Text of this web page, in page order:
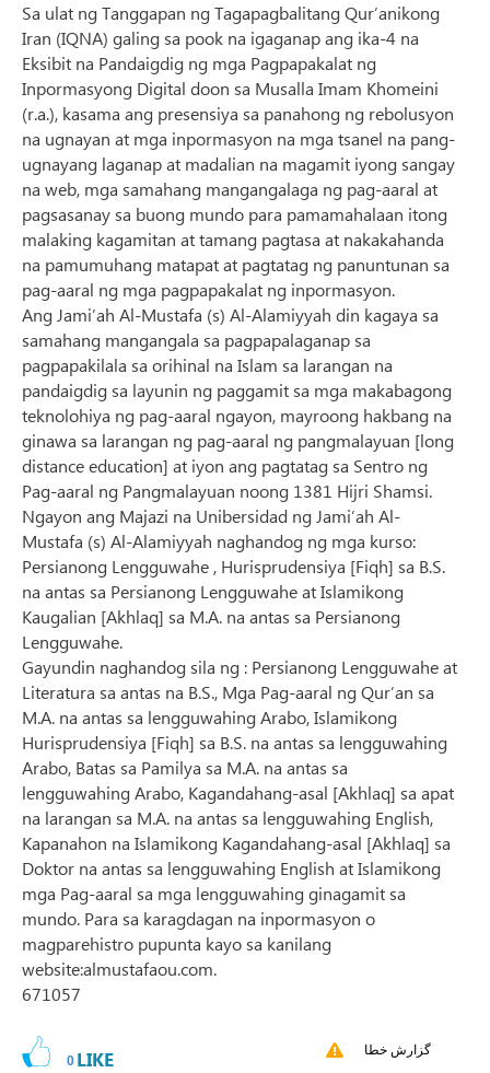
Sa ulat ng Tanggapan ng Tagapagbalitang Qur’anikong
Iran (IQNA) galing sa pook na igaganap ang ika-4 na
Eksibit na Pandaigdig ng mga Pagpapakalat ng
Inpormasyong Digital doon sa Musalla Imam Khomeini
(r.a.), kasama ang presensiya sa panahong ng rebolusyon
na ugnayan at mga inpormasyon na mga tsanel na pang-
ugnayang laganap at madalian na magamit iyong sangay
na web, mga samahang mangangalaga ng pag-aaral at
pagsasanay sa buong mundo para pamamahalaan itong
malaking kagamitan at tamang pagtasa at nakakahanda
na pamumuhang matapat at pagtatag ng panuntunan sa
pag-aaral ng mga pagpapakalat ng inpormasyon.
Ang Jami’ah Al-Mustafa (s) Al-Alamiyyah din kagaya sa
samahang mangangala sa pagpapalaganap sa
pagpapakilala sa orihinal na Islam sa larangan na
pandaigdig sa layunin ng paggamit sa mga makabagong
teknolohiya ng pag-aaral ngayon, mayroong hakbang na
ginawa sa larangan ng pag-aaral ng pangmalayuan [long
distance education] at iyon ang pagtatag sa Sentro ng
Pag-aaral ng Pangmalayuan noong 1381 Hijri Shamsi.
Ngayon ang Majazi na Unibersidad ng Jami’ah Al-
Mustafa (s) Al-Alamiyyah naghandog ng mga kurso:
Persianong Lengguwahe , Hurisprudensiya [Fiqh] sa B.S.
na antas sa Persianong Lengguwahe at Islamikong
Kaugalian [Akhlaq] sa M.A. na antas sa Persianong
Lengguwahe.
Gayundin naghandog sila ng : Persianong Lengguwahe at
Literatura sa antas na B.S., Mga Pag-aaral ng Qur’an sa
M.A. na antas sa lengguwahing Arabo, Islamikong
Hurisprudensiya [Fiqh] sa B.S. na antas sa lengguwahing
Arabo, Batas sa Pamilya sa M.A. na antas sa
lengguwahing Arabo, Kagandahang-asal [Akhlaq] sa apat
na larangan sa M.A. na antas sa lengguwahing English,
Kapanahon na Islamikong Kagandahang-asal [Akhlaq] sa
Doktor na antas sa lengguwahing English at Islamikong
mga Pag-aaral sa mga lengguwahing ginagamit sa
mundo. Para sa karagdagan na inpormasyon o
magparehistro pupunta kayo sa kanilang
website:almustafaou.com.
671057
0 LIKE گزارش خطا